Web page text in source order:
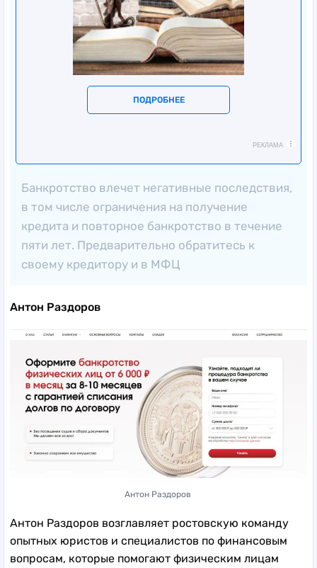
ПОДРОБНЕЕ
РЕКЛАМА
Банкротство влечет негативные последствия,
в том числе ограничения на получение
кредита и повторное банкротство в течение
пяти лет. Предварительно обратитесь к
своему кредитору и в МФЦ
Антон Раздоров
Антон Раздоров
Антон Раздоров возглавляет ростовскую команду
опытных юристов и специалистов по финансовым
вопросам, которые помогают физическим лицам